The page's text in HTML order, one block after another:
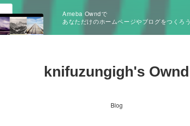
Ameba Owndで
あなただけのホームページやブログをつくろう
knifuzungigh's Ownd
Blog